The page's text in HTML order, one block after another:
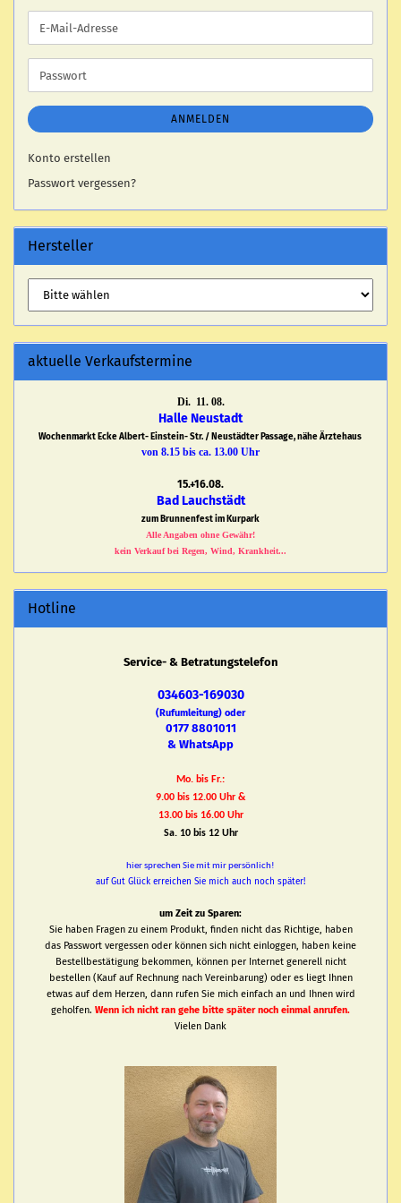
E-
Mail-
Adresse
Passwort
ANMELDEN
Konto erstellen
Passwort vergessen?
Hersteller
aktuelle Verkaufstermine
Di. 11. 08.
Halle Neustadt
Wochenmarkt Ecke Albert- Einstein- Str. / Neustädter Passage, nähe Ärztehaus
von 8.15 bis ca. 13.00 Uhr
15.+16.08.
Bad Lauchstädt
zum Brunnenfest im Kurpark
Alle Angaben ohne Gewähr!
kein Verkauf bei Regen, Wind, Krankheit...
Hotline
Service- & Betratungstelefon
034603-169030
(Rufumleitung) oder
0177 8801011
& WhatsApp
Mo. bis Fr.:
9.00 bis 12.00 Uhr &
13.00 bis 16.00 Uhr
Sa. 10 bis 12 Uhr
hier sprechen Sie mit mir persönlich!
auf Gut Glück erreichen Sie mich auch noch später!
um Zeit zu Sparen:
Sie haben Fragen zu einem Produkt, finden nicht das Richtige, haben
das Passwort vergessen oder können sich nicht einloggen, haben keine
Bestellbestätigung bekommen, können per Internet generell nicht
bestellen (Kauf auf Rechnung nach Vereinbarung) oder es liegt Ihnen
etwas auf dem Herzen, dann rufen Sie mich einfach an und Ihnen wird
geholfen. Wenn ich nicht ran gehe bitte später noch einmal anrufen.
Vielen Dank